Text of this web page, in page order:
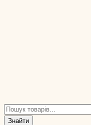
Знайти